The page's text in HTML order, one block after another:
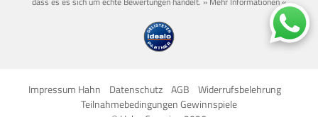
Impressum Hahn Datenschutz AGB
Widerrufsbelehrung
Teilnahmebedingungen Gewinnspiele